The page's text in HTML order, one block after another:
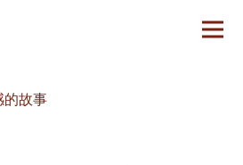
切换
的故事